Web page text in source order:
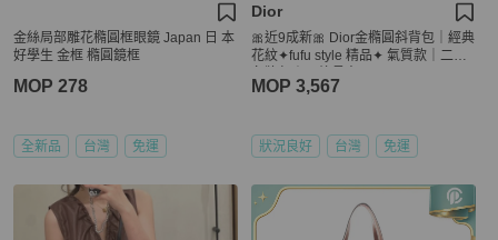
金絲局部雕花橢圓框眼鏡 Japan 日 本
好學生 金框 橢圓鏡框
MOP 278
全新品 台灣 免運
Dior
🎀近9成新🎀 Dior金橢圓斜背包｜經典
花紋✦fufu style 精品✦ 氣質款｜二手
MOP 3,567
狀況良好 台灣 免運